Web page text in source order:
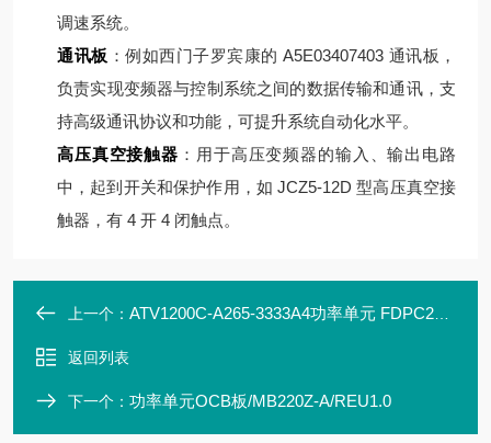
调速系统。
通讯板 ：例如西门子罗宾康的 A5E03407403 通讯板，
负责实现变频器与控制系统之间的数据传输和通讯，支
持高级通讯协议和功能，可提升系统自动化水平。
高压真空接触器 ：用于高压变频器的输入、输出电路
中，起到开关和保护作用，如 JCZ5-12D 型高压真空接
触器，有 4 开 4 闭触点。
上一个： ATV1200C-A265-3333A4功率单元 FDPC200-A
返回列表
下一个： 功率单元OCB板/MB220Z-A/REU1.0